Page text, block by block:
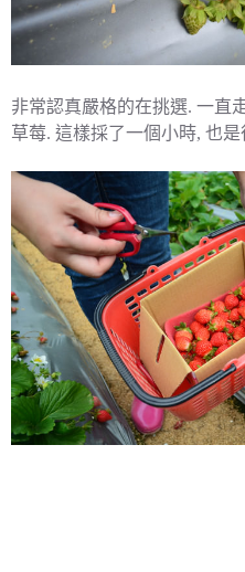
非常認真嚴格的在挑選. 一直
草莓. 這樣採了一個小時, 也